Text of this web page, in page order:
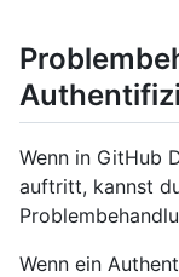
Wenn in GitHub
auftritt, kannst
Wenn ein